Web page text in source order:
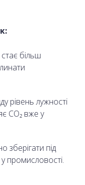
більш
рівень лужності
CO₂ вже у
зберігати під
промисловості.